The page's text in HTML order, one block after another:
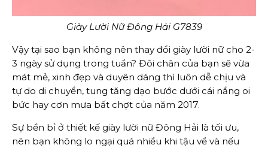
Giày Lười Nữ Đông Hải G7839
Vậy tại sao bạn không nên thay đổi giày lười nữ cho 2-
3 ngày sử dụng trong tuần? Đôi chân của bạn sẽ vừa
mát mẻ, xinh đẹp và duyên dáng thì luôn dễ chịu và
tự do di chuyển, tung tăng dạo bước dưới cái nắng oi
bức hay cơn mưa bất chợt của năm 2017.
Sự bền bỉ ở thiết kế giày lười nữ Đông Hải là tối ưu,
nên bạn không lo ngại quá nhiều khi tậu về và nếu